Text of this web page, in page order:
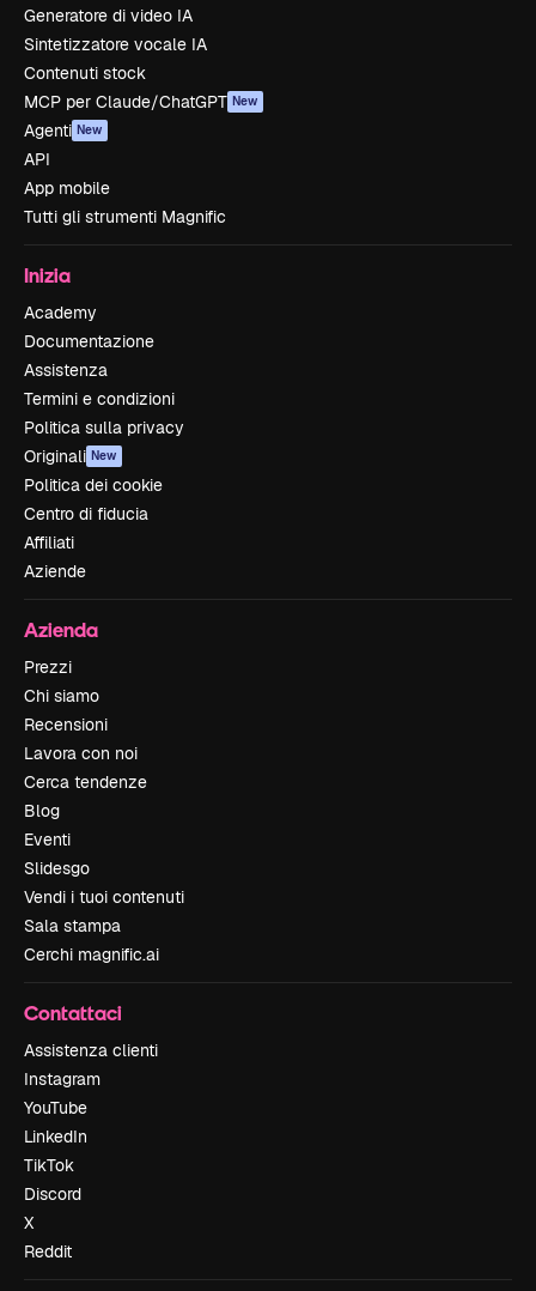
Generatore di video IA
Sintetizzatore vocale IA
Contenuti stock
MCP per Claude/ChatGPT New
Agenti New
API
App mobile
Tutti gli strumenti Magnific
Inizia
Academy
Documentazione
Assistenza
Termini e condizioni
Politica sulla privacy
Originali New
Politica dei cookie
Centro di fiducia
Affiliati
Aziende
Azienda
Prezzi
Chi siamo
Recensioni
Lavora con noi
Cerca tendenze
Blog
Eventi
Slidesgo
Vendi i tuoi contenuti
Sala stampa
Cerchi magnific.ai
Contattaci
Assistenza clienti
Instagram
YouTube
LinkedIn
TikTok
Discord
X
Reddit